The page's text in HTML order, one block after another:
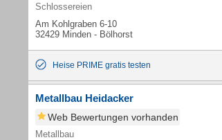
Schlossereien
Am Kohlgraben 6-10
32429 Minden - Bölhorst
Heise PRIME gratis testen
Metallbau Heidacker
Web Bewertungen vorhanden
Metallbau